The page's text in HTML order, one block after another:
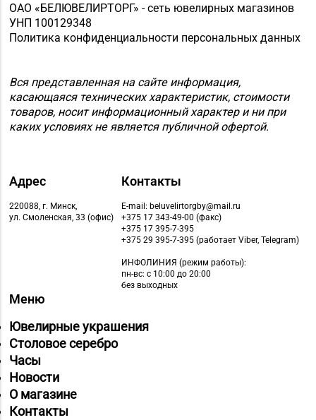
ОАО «БЕЛЮВЕЛИРТОРГ» - сеть ювелирных магазинов
УНП 100129348
Политика конфиденциальности персональных данных
Вся представленная на сайте информация,
касающаяся технических характеристик, стоимости
товаров, носит информационный характер и ни при
каких условиях не является публичной офертой.
Адрес
220088, г. Минск,
ул. Смоленская, 33 (офис)
Контакты
E-mail: beluvelirtorgby@mail.ru
+375 17 343-49-00 (факс)
+375 17 395-7-395
+375 29 395-7-395 (работает Viber, Telegram)
ИНФОЛИНИЯ (режим работы):
пн-вс: с 10:00 до 20:00
без выходных
Меню
Ювелирные украшения
Столовое серебро
Часы
Новости
О магазине
Контакты